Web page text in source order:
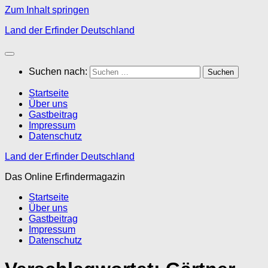
Zum Inhalt springen
Land der Erfinder Deutschland
Suchen nach:
Startseite
Über uns
Gastbeitrag
Impressum
Datenschutz
Land der Erfinder Deutschland
Das Online Erfindermagazin
Startseite
Über uns
Gastbeitrag
Impressum
Datenschutz